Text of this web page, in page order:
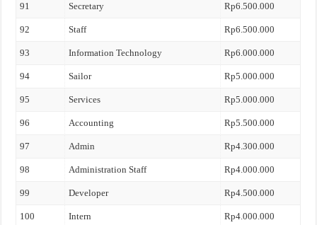
91 Secretary Rp6.500.000
92 Staff Rp6.500.000
93 Information Technology Rp6.000.000
94 Sailor Rp5.000.000
95 Services Rp5.000.000
96 Accounting Rp5.500.000
97 Admin Rp4.300.000
98 Administration Staff Rp4.000.000
99 Developer Rp4.500.000
100 Intern Rp4.000.000